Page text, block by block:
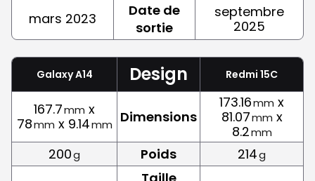
mars 2023
Date de
sortie
septembre
2025
Galaxy A14 Design Redmi 15C
167.7mm x
78mm x 9.14mm Dimensions
173.16mm x
81.07mm x
8.2mm
200g Poids 214g